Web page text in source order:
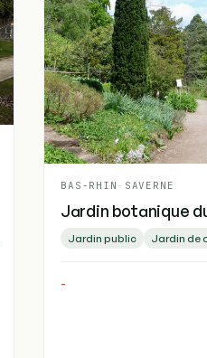
BAS-RHIN - SAVERNE
Jardin botanique
Jardin public Jardin de
-